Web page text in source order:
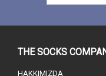
THE SOCKS
HAKKIMIZDA